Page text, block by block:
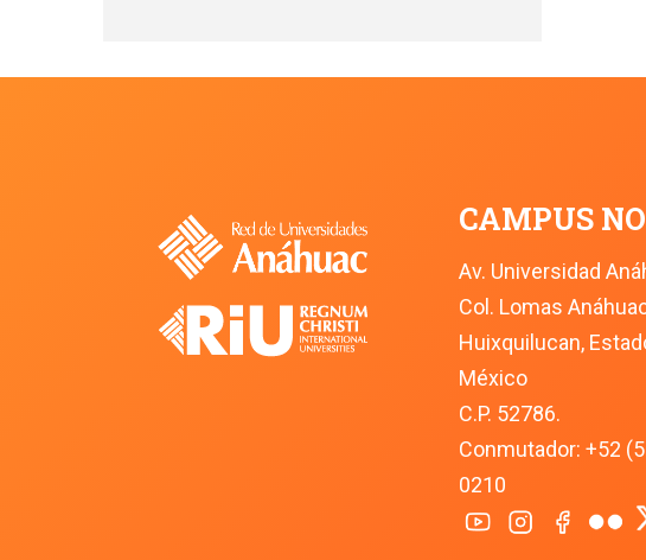
CAMPUS
Av. Universidad
Col. Lomas
Huixquilucan,
México
C.P. 52786.
Conmutador: +52
0210